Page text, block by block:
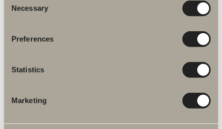
Selection
Necessary
Preferences
Statistics
Marketing